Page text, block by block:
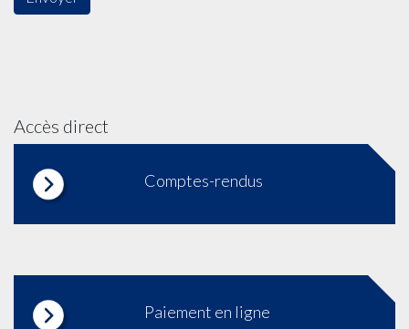
Accès direct
Comptes-rendus
Paiement en ligne